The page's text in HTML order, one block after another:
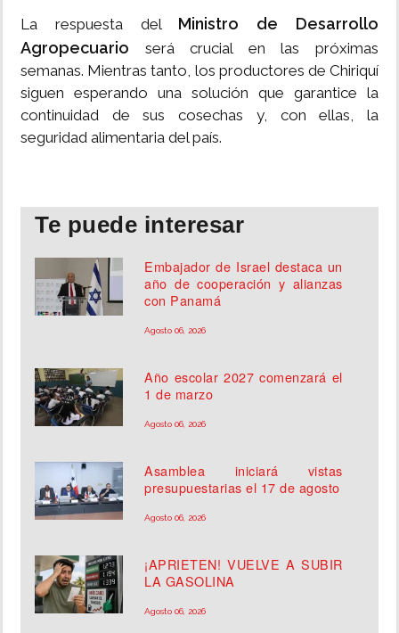
La respuesta del Ministro de Desarrollo
Agropecuario será crucial en las próximas
semanas. Mientras tanto, los productores de Chiriquí
siguen esperando una solución que garantice la
continuidad de sus cosechas y, con ellas, la
seguridad alimentaria del país.
Te puede interesar
Embajador de Israel destaca un
año de cooperación y alianzas
con Panamá
Agosto 06, 2026
Año escolar 2027 comenzará el
1 de marzo
Agosto 06, 2026
Asamblea iniciará vistas
presupuestarias el 17 de agosto
Agosto 06, 2026
¡APRIETEN! VUELVE A SUBIR
LA GASOLINA
Agosto 06, 2026